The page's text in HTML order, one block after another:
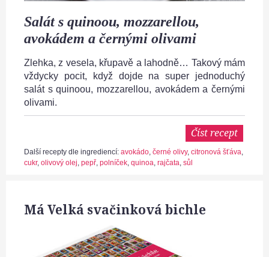
Salát s quinoou, mozzarellou,
avokádem a černými olivami
Zlehka, z vesela, křupavě a lahodně… Takový mám
vždycky pocit, když dojde na super jednoduchý
salát s quinoou, mozzarellou, avokádem a černými
olivami.
Číst recept
Další recepty dle ingrediencí: avokádo, černé olivy, citronová šťáva,
cukr, olivový olej, pepř, polníček, quinoa, rajčata, sůl
Má Velká svačinková bichle